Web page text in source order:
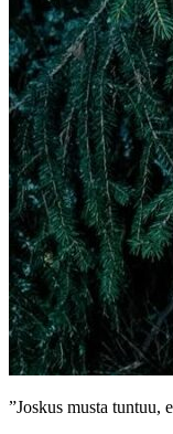
”Joskus musta tuntuu,